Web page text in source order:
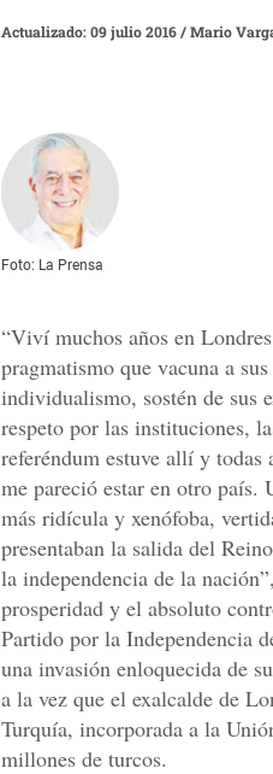
Actualizado: 09 julio 2016/Mario
Foto: La Prensa
“Viví muchos años en
pragmatismo que vacuna a
individualismo, sostén de sus
respeto por las instituciones,
referéndum estuve allí y
me pareció estar en otro país.
más ridícula y xenófoba,
presentaban la salida del
la independencia de la
prosperidad y el absoluto
Partido por la Independencia
una invasión enloquecida de
a la vez que el exalcalde de
Turquía, incorporada a la
millones de turcos.